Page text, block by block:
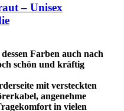
– Unisex
Farben auch nach
schön und kräftig
mit versteckten
angenehme
in vielen